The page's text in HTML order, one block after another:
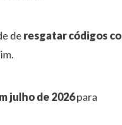
de resgatar códigos
julho de 2026para